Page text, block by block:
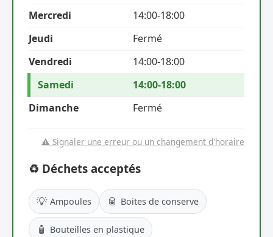
Mercredi
14:00-18:00
Jeudi
Fermé
Vendredi
14:00-18:00
Samedi
14:00-18:00
Dimanche
Fermé
⚠️ Signaler une erreur ou un changement d'horaire
♻️ Déchets acceptés
💡 Ampoules 🥫 Boites de conserve
🧴 Bouteilles en plastique